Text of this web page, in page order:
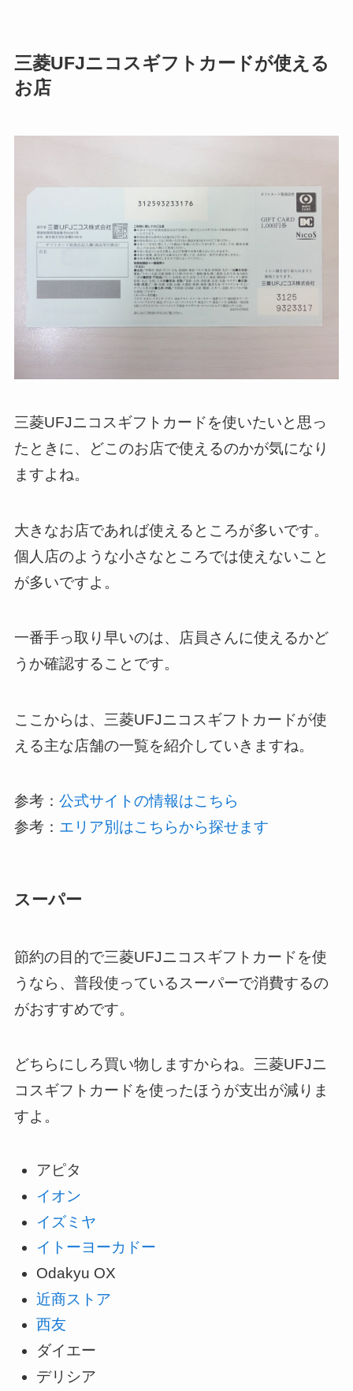
三菱UFJニコスギフトカードが使える
お店
三菱UFJニコスギフトカードを使いたいと思っ
たときに、どこのお店で使えるのかが気になり
ますよね。
大きなお店であれば使えるところが多いです。
個人店のような小さなところでは使えないこと
が多いですよ。
一番手っ取り早いのは、店員さんに使えるかど
うか確認することです。
ここからは、三菱UFJニコスギフトカードが使
える主な店舗の一覧を紹介していきますね。
参考： 公式サイトの情報はこちら
参考： エリア別はこちらから探せます
スーパー
節約の目的で三菱UFJニコスギフトカードを使
うなら、普段使っているスーパーで消費するの
がおすすめです。
どちらにしろ買い物しますからね。三菱UFJニ
コスギフトカードを使ったほうが支出が減りま
すよ。
アピタ
イオン
イズミヤ
イトーヨーカドー
Odakyu OX
近商ストア
西友
ダイエー
デリシア